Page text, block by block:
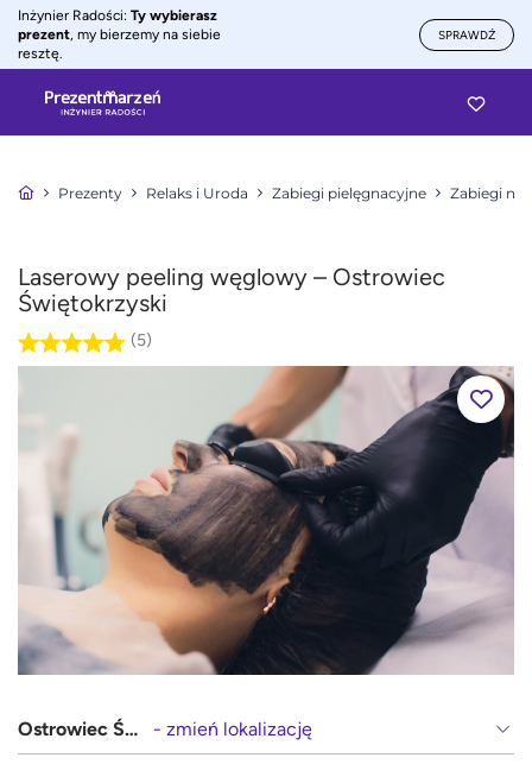
Inżynier Radości: Ty wybierasz
prezent, my bierzemy na siebie
resztę.
SPRAWDŹ
Prezenty Relaks i Uroda Zabiegi pielęgnacyjne Zabiegi na
Laserowy peeling węglowy – Ostrowiec
Świętokrzyski
(5)
Ostrowiec Świętokrzyski - zmień lokalizację